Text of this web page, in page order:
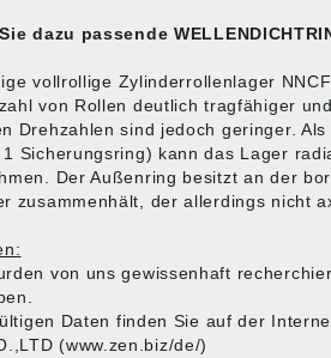
dazu passende
vollrollige Zylinderrollenlager
von Rollen deutlich tragfähiger
Drehzahlen sind jedoch geringer.
Sicherungsring) kann das Lager
Der Außenring besitzt an der
zusammenhält, der allerdings nicht
von uns gewissenhaft
Daten finden Sie auf der
(www.zen.biz/de/)